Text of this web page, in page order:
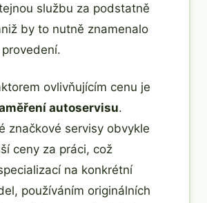
službu za podstatně
by to nutně znamenalo
ovlivňujícím cenu je
autoservisu.
značkové servisy obvykle
ceny za práci, což
na konkrétní
používáním originálních